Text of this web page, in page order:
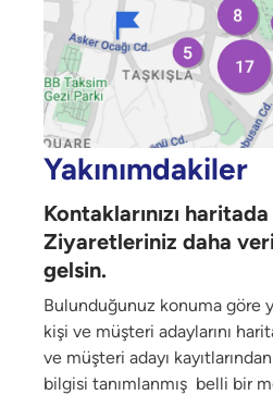
Yakınımdakiler
Kontaklarınızı
Ziyaretleriniz daha
gelsin.
Bulunduğunuz konuma göre
kişi ve müşteri adaylarını
ve müşteri adayı
bilgisi tanımlanmış belli bir